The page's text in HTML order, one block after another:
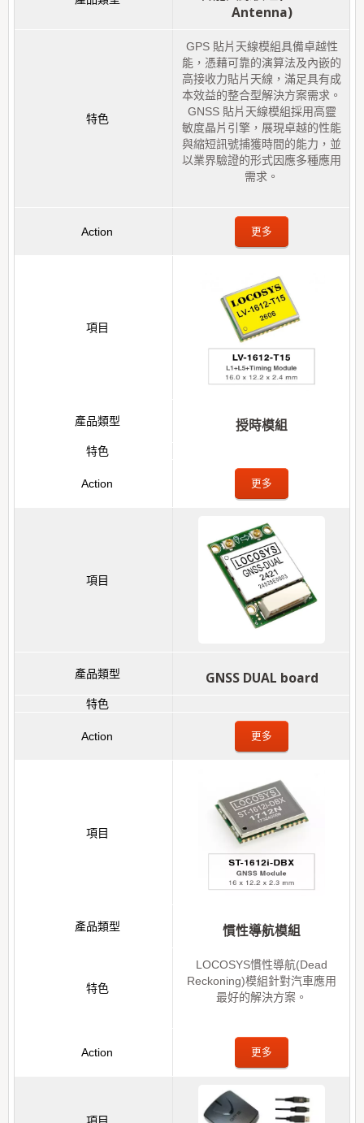
Antenna)
GPS 貼片天線模組具備卓越性
能，憑藉可靠的演算法及內嵌的
高接收力貼片天線，滿足具有成
本效益的整合型解決方案需求。
GNSS 貼片天線模組採用高靈
敏度晶片引擎，展現卓越的性能
與縮短訊號捕獲時間的能力，並
以業界驗證的形式因應多種應用
需求。
更多
授時模組
更多
GNSS DUAL board
更多
慣性導航模組
LOCOSYS慣性導航(Dead
Reckoning)模組針對汽車應用
最好的解決方案。
更多